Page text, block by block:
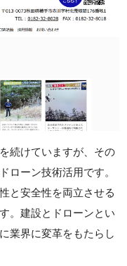
続けていますが、その
ローン技術活用です。
と安全性を両立させる
。建設とドローンとい
業界に変革をもたらし